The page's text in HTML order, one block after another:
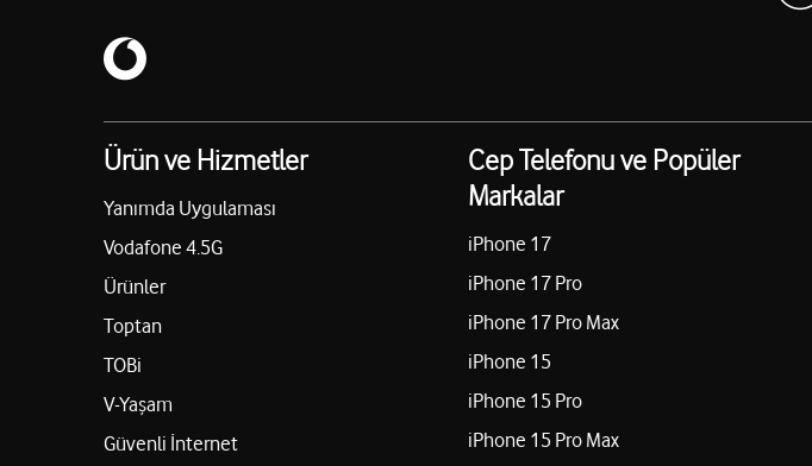
Ürün ve Hizmetler
Yanımda Uygulaması
Vodafone 4.5G
Ürünler
Toptan
TOBi
V-Yaşam
Güvenli İnternet
Cep Telefonu ve Popüler
Markalar
iPhone 17
iPhone 17 Pro
iPhone 17 Pro Max
iPhone 15
iPhone 15 Pro
iPhone 15 Pro Max